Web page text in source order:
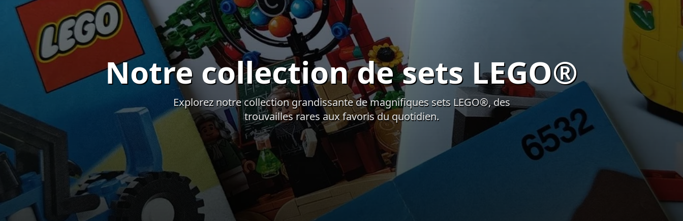
Notre collection de sets LEGO®
Explorez notre collection grandissante de magnifiques sets LEGO®, des
trouvailles rares aux favoris du quotidien.